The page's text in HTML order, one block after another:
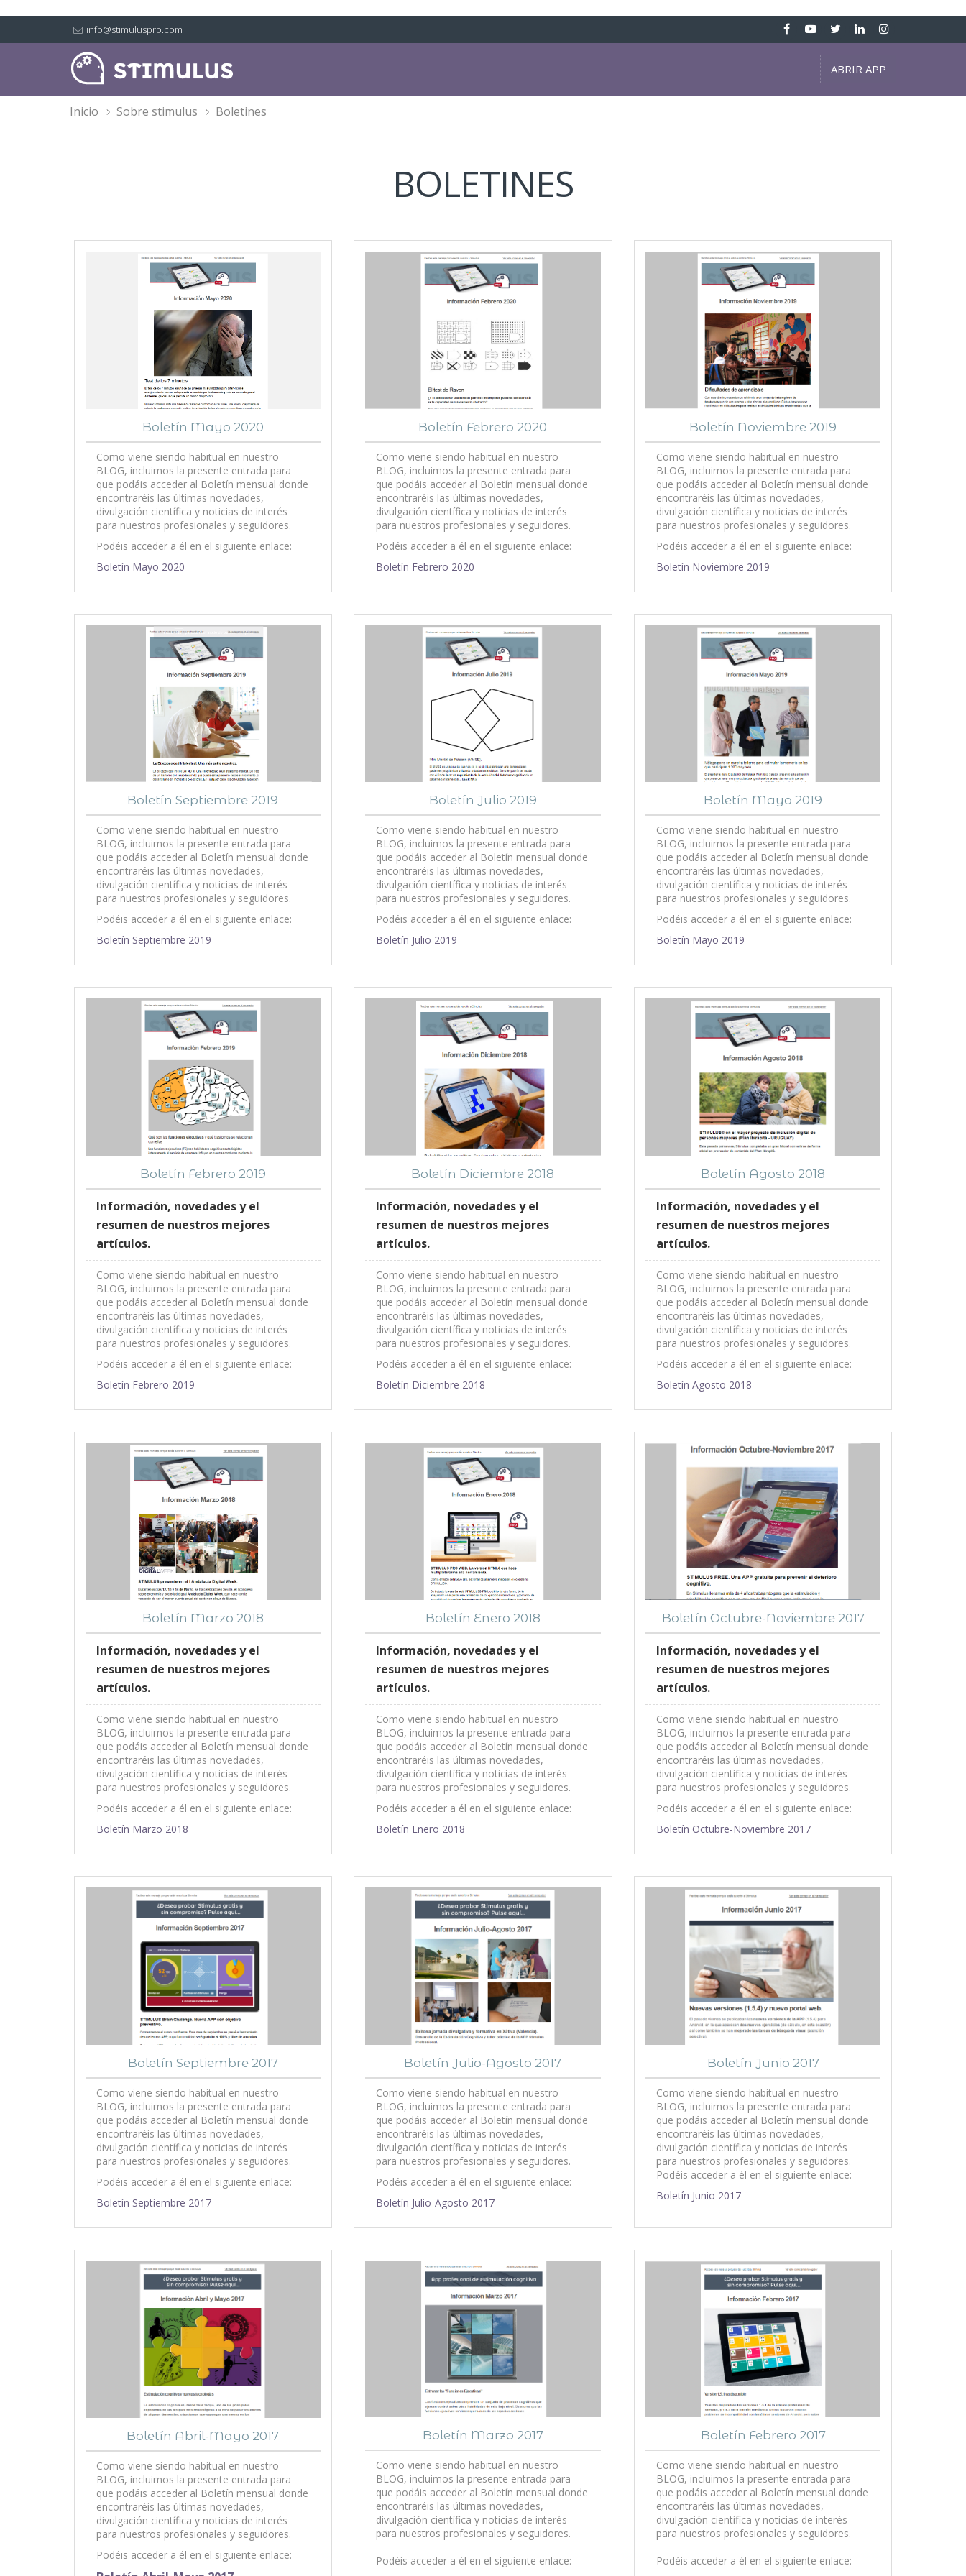
info@stimuluspro.com
ABRIR APP
inicio sobre stimulus boletines
BOLETINES
Boletín Mayo 2020
Como viene siendo habitual en nuestro
BLOG, incluimos la presente entrada para
que podáis acceder al Boletín mensual donde
encontraréis las últimas novedades,
divulgación científica y noticias de interés
para nuestros profesionales y seguidores.
Podéis acceder a él en el siguiente enlace:
Boletín Mayo 2020
Boletín Febrero 2020
Como viene siendo habitual en nuestro
BLOG, incluimos la presente entrada para
que podáis acceder al Boletín mensual donde
encontraréis las últimas novedades,
divulgación científica y noticias de interés
para nuestros profesionales y seguidores.
Podéis acceder a él en el siguiente enlace:
Boletín Febrero 2020
Boletín Noviembre 2019
Como viene siendo habitual en nuestro
BLOG, incluimos la presente entrada para
que podáis acceder al Boletín mensual donde
encontraréis las últimas novedades,
divulgación científica y noticias de interés
para nuestros profesionales y seguidores.
Podéis acceder a él en el siguiente enlace:
Boletín Noviembre 2019
Boletín Septiembre 2019
Como viene siendo habitual en nuestro
BLOG, incluimos la presente entrada para
que podáis acceder al Boletín mensual donde
encontraréis las últimas novedades,
divulgación científica y noticias de interés
para nuestros profesionales y seguidores.
Podéis acceder a él en el siguiente enlace:
Boletín Septiembre 2019
Boletín Julio 2019
Como viene siendo habitual en nuestro
BLOG, incluimos la presente entrada para
que podáis acceder al Boletín mensual donde
encontraréis las últimas novedades,
divulgación científica y noticias de interés
para nuestros profesionales y seguidores.
Podéis acceder a él en el siguiente enlace:
Boletín Julio 2019
Boletín Mayo 2019
Como viene siendo habitual en nuestro
BLOG, incluimos la presente entrada para
que podáis acceder al Boletín mensual donde
encontraréis las últimas novedades,
divulgación científica y noticias de interés
para nuestros profesionales y seguidores.
Podéis acceder a él en el siguiente enlace:
Boletín Mayo 2019
Boletín Febrero 2019
Información, novedades y el
resumen de nuestros mejores
artículos.
Como viene siendo habitual en nuestro
BLOG, incluimos la presente entrada para
que podáis acceder al Boletín mensual donde
encontraréis las últimas novedades,
divulgación científica y noticias de interés
para nuestros profesionales y seguidores.
Podéis acceder a él en el siguiente enlace:
Boletín Febrero 2019
Boletín Diciembre 2018
Información, novedades y el
resumen de nuestros mejores
artículos.
Como viene siendo habitual en nuestro
BLOG, incluimos la presente entrada para
que podáis acceder al Boletín mensual donde
encontraréis las últimas novedades,
divulgación científica y noticias de interés
para nuestros profesionales y seguidores.
Podéis acceder a él en el siguiente enlace:
Boletín Diciembre 2018
Boletín Agosto 2018
Información, novedades y el
resumen de nuestros mejores
artículos.
Como viene siendo habitual en nuestro
BLOG, incluimos la presente entrada para
que podáis acceder al Boletín mensual donde
encontraréis las últimas novedades,
divulgación científica y noticias de interés
para nuestros profesionales y seguidores.
Podéis acceder a él en el siguiente enlace:
Boletín Agosto 2018
Boletín Marzo 2018
Información, novedades y el
resumen de nuestros mejores
artículos.
Como viene siendo habitual en nuestro
BLOG, incluimos la presente entrada para
que podáis acceder al Boletín mensual donde
encontraréis las últimas novedades,
divulgación científica y noticias de interés
para nuestros profesionales y seguidores.
Podéis acceder a él en el siguiente enlace:
Boletín Marzo 2018
Boletín Enero 2018
Información, novedades y el
resumen de nuestros mejores
artículos.
Como viene siendo habitual en nuestro
BLOG, incluimos la presente entrada para
que podáis acceder al Boletín mensual donde
encontraréis las últimas novedades,
divulgación científica y noticias de interés
para nuestros profesionales y seguidores.
Podéis acceder a él en el siguiente enlace:
Boletín Enero 2018
Boletín Octubre-Noviembre 2017
Información, novedades y el
resumen de nuestros mejores
artículos.
Como viene siendo habitual en nuestro
BLOG, incluimos la presente entrada para
que podáis acceder al Boletín mensual donde
encontraréis las últimas novedades,
divulgación científica y noticias de interés
para nuestros profesionales y seguidores.
Podéis acceder a él en el siguiente enlace:
Boletín Octubre-Noviembre 2017
Boletín Septiembre 2017
Como viene siendo habitual en nuestro
BLOG, incluimos la presente entrada para
que podáis acceder al Boletín mensual donde
encontraréis las últimas novedades,
divulgación científica y noticias de interés
para nuestros profesionales y seguidores.
Podéis acceder a él en el siguiente enlace:
Boletín Septiembre 2017
Boletín Julio-Agosto 2017
Como viene siendo habitual en nuestro
BLOG, incluimos la presente entrada para
que podáis acceder al Boletín mensual donde
encontraréis las últimas novedades,
divulgación científica y noticias de interés
para nuestros profesionales y seguidores.
Podéis acceder a él en el siguiente enlace:
Boletín Julio-Agosto 2017
Boletín Junio 2017
Como viene siendo habitual en nuestro
BLOG, incluimos la presente entrada para
que podáis acceder al Boletín mensual donde
encontraréis las últimas novedades,
divulgación científica y noticias de interés
para nuestros profesionales y seguidores.
Podéis acceder a él en el siguiente enlace:
Boletín Junio 2017
Boletín Abril-Mayo 2017
Como viene siendo habitual en nuestro
BLOG, incluimos la presente entrada para
que podáis acceder al Boletín mensual donde
encontraréis las últimas novedades,
divulgación científica y noticias de interés
para nuestros profesionales y seguidores.
Podéis acceder a él en el siguiente enlace:
Boletín Marzo 2017
Como viene siendo habitual en nuestro
BLOG, incluimos la presente entrada para
que podáis acceder al Boletín mensual donde
encontraréis las últimas novedades,
divulgación científica y noticias de interés
para nuestros profesionales y seguidores.
Podéis acceder a él en el siguiente enlace:
Boletín Febrero 2017
Como viene siendo habitual en nuestro
BLOG, incluimos la presente entrada para
que podáis acceder al Boletín mensual donde
encontraréis las últimas novedades,
divulgación científica y noticias de interés
para nuestros profesionales y seguidores.
Podéis acceder a él en el siguiente enlace: